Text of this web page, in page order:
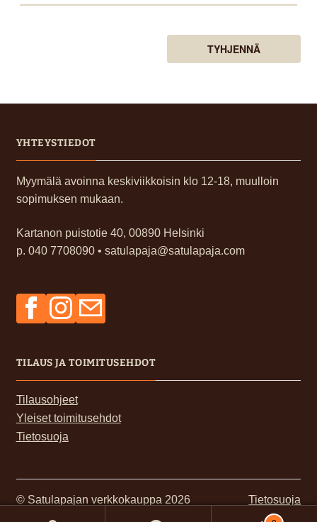
TYHJENNÄ
YHTEYSTIEDOT
Myymälä avoinna keskiviikkoisin klo 12-18, muulloin
sopimuksen mukaan.
Kartanon puistotie 40, 00890 Helsinki
p. 040 7708090 • satulapaja@satulapaja.com
FacebookInstagramSähköposti
TILAUS JA TOIMITUSEHDOT
Tilausohjeet
Yleiset toimitusehdot
Tietosuoja
© Satulapajan verkkokauppa 2026 Tietosuoja